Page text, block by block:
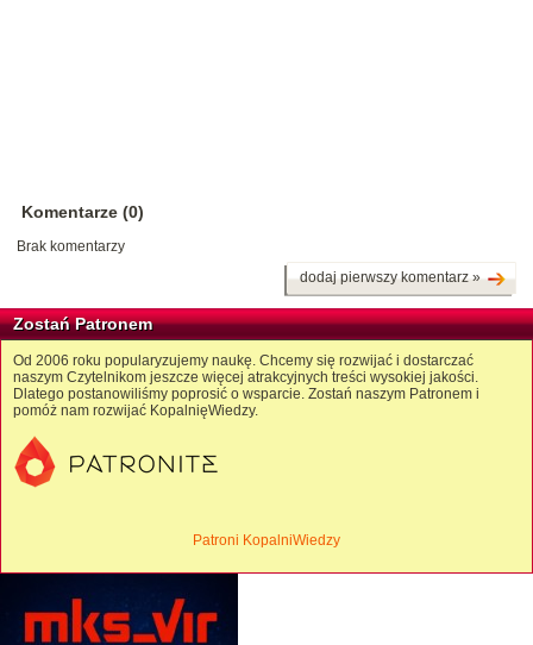
Komentarze (0)
Brak komentarzy
dodaj pierwszy komentarz »
Zostań Patronem
Od 2006 roku popularyzujemy naukę. Chcemy się rozwijać i dostarczać
naszym Czytelnikom jeszcze więcej atrakcyjnych treści wysokiej jakości.
Dlatego postanowiliśmy poprosić o wsparcie. Zostań naszym Patronem i
pomóż nam rozwijać KopalnięWiedzy.
Patroni KopalniWiedzy